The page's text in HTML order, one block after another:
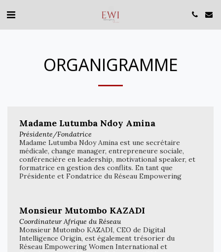
ORGANIGRAMME
Madame Lutumba Ndoy Amina
Présidente/Fondatrice
Madame Lutumba Ndoy Amina est une secrétaire
médicale, change manager, entrepreneure sociale,
conférencière en leadership, motivational speaker, et
formatrice en gestion des conflits. En tant que
Présidente et Fondatrice du Réseau Empowering
Noire Femme Africaine ONGD en République
Démocratique du Congo, Ambassadrice de la Jeune
Chambre Internationale du Congo RDC, et mentor
dans le cadre du partenariat avec l'UNICEF, où elle
soutient activement le développement des jeunes
Monsieur Mutombo KAZADI
Coordinateur Afrique du Réseau
Monsieur Mutombo KAZADI, CEO de Digital
Intelligence Origin, est également trésorier du
Réseau Empowering Women International et